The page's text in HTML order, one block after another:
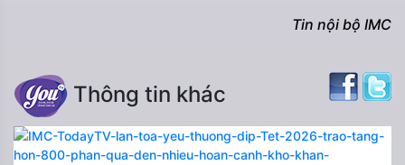
Tin nội bộ IMC
Thông tin khác